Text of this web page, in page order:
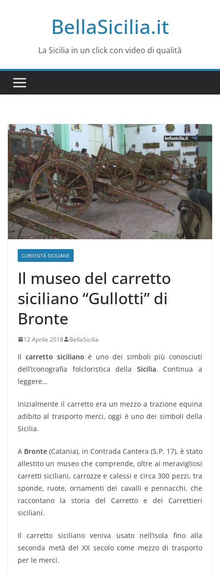
BellaSicilia.it
La Sicilia in un click con video di qualità
CURIOSITÀ SICILIANE
Il museo del carretto
siciliano “Gullotti” di
Bronte
12 Aprile 2018 BellaSicilia
Il carretto siciliano è uno dei simboli più conosciuti
dell’iconografia folcloristica della Sicilia. Continua a
leggere…
Inizialmente il carretto era un mezzo a trazione equina
adibito al trasporto merci, oggi è uno dei simboli della
Sicilia.
A Bronte (Catania), in Contrada Cantera (S.P. 17), è stato
allestito un museo che comprende, oltre ai meravigliosi
carretti siciliani, carrozze e calessi e circa 300 pezzi, tra
sponde, ruote, ornamenti dei cavalli e pennacchi, che
raccontano la storia del Carretto e dei Carrettieri
siciliani.
Il carretto siciliano veniva usato nell’isola fino alla
seconda metà del XX secolo come mezzo di trasporto
per le merci.